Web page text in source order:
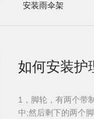
安装雨伞架
如何安装护
1，脚轮，有两个带
中;然后剩下的两个